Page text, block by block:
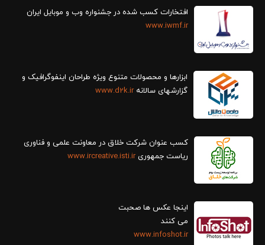
افتخارات کسب شده در جشنواره وب و موبایل ایران
www.iwmf.ir
ابزارها و محصولات متنوع ویژه طراحان اینفوگرافیک و
گزارش‎های سالانه
www.d2k.ir
کسب عنوان شرکت خلاق در معاونت علمی و فناوری
ریاست جمهوریwww.ircreative.isti.ir
اینجا عکس ها صحبت
می کنند
www.infoshot.ir